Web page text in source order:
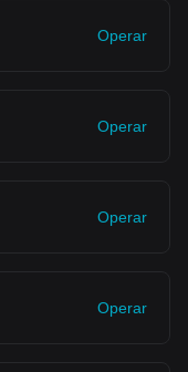
Operar
Operar
Operar
Operar